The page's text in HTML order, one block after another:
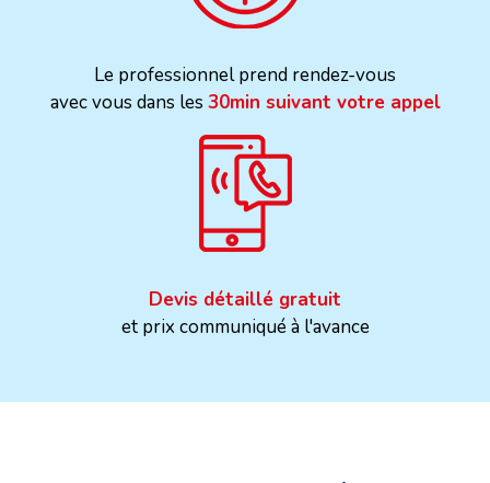
Le professionnel prend rendez-vous
avec vous dans les 30min suivant votre appel
Devis détaillé gratuit
et prix communiqué à l'avance